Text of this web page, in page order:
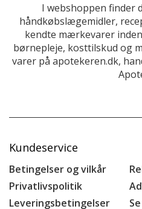
I webshoppen finder
håndkøbslægemidler,
kendte mærkevarer
børnepleje, kosttilskud og
varer på apotekeren.dk,
Kundeservice
Betingelser og vilkår
Privatlivspolitik
Leveringsbetingelser